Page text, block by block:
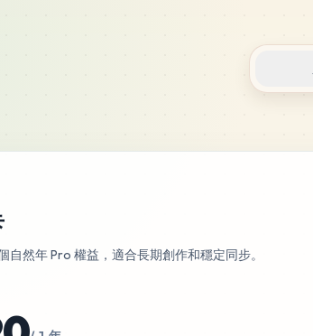
自然年 Pro 權益，適合長期創作和穩定同步。